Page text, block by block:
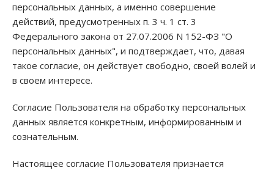
персональных данных, а именно совершение
действий, предусмотренных п. 3 ч. 1 ст. 3
Федерального закона от 27.07.2006 N 152-ФЗ "О
персональных данных", и подтверждает, что, давая
такое согласие, он действует свободно, своей волей и
в своем интересе.
Согласие Пользователя на обработку персональных
данных является конкретным, информированным и
сознательным.
Настоящее согласие Пользователя признается